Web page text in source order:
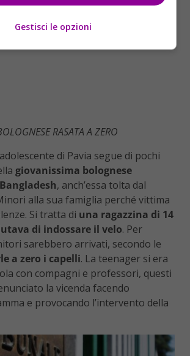
RASATA A ZERO
di Pavia segue di pochi
giovanissima bolognese
, anch’essa tolta dal
alla sua famiglia perché vittima
Si tratta di una ragazzina di 14
di indossare il velo. Per
sarebbero arrivati, secondo le
a zero i capelli. La teenager si era
con compagni e professori, questi
la vicenda facendo
e provocando l’intervento della
Gestisci le opzioni